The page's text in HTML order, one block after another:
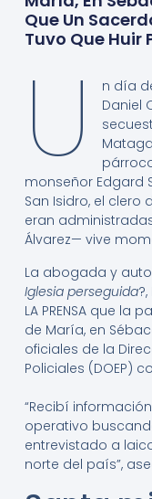
Que Un
Tuvo Que Huir
U
n día
Daniel
monseñor Edgard
San Isidro, el clero
eran
Álvarez— vive
La abogada y
Iglesia perseguida
LA PRENSA que
de María, en
oficiales de la
Policiales (DOEP)
“Recibí
operativo
entrevistado a
norte del país”,